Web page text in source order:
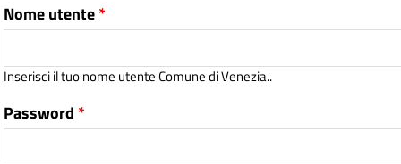
Nome utente*
Inserisci il tuo nome utente Comune di Venezia..
Password *